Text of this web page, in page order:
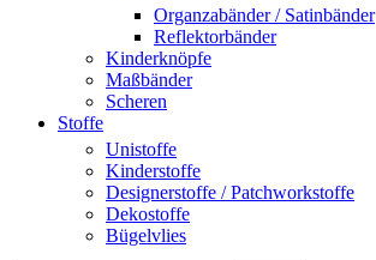
Organzabänder / Satinbänder
Reflektorbänder
Kinderknöpfe
Maßbänder
Scheren
Stoffe
Unistoffe
Kinderstoffe
Designerstoffe / Patchworkstoffe
Dekostoffe
Bügelvlies